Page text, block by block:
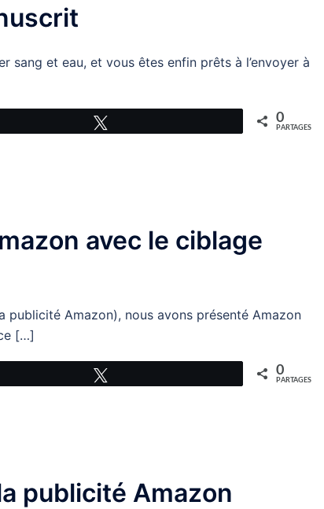
sang et eau, et vous êtes enfin prêts à l’envoyer à
0
PARTAGES
avec le ciblage
Amazon), nous avons présenté Amazon
[…]
0
PARTAGES
publicité Amazon